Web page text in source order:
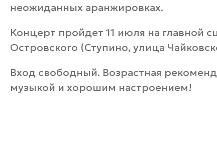
неожиданных аранжировках.
Концерт пройдет 11 июля на главной
Островского (Ступино, улица
Вход свободный. Возрастная
музыкой и хорошим настроением!